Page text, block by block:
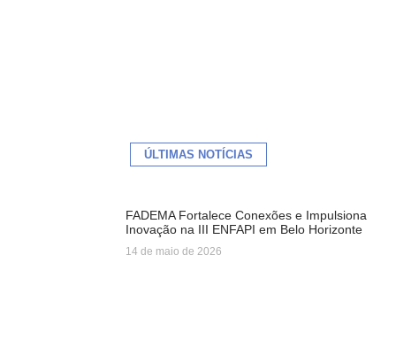
ÚLTIMAS NOTÍCIAS
FADEMA Fortalece Conexões e Impulsiona
Inovação na III ENFAPI em Belo Horizonte
14 de maio de 2026